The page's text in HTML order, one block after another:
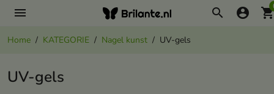
menu search account_circle
Home KATEGORIE Nagel kunst UV-gels
UV-gels